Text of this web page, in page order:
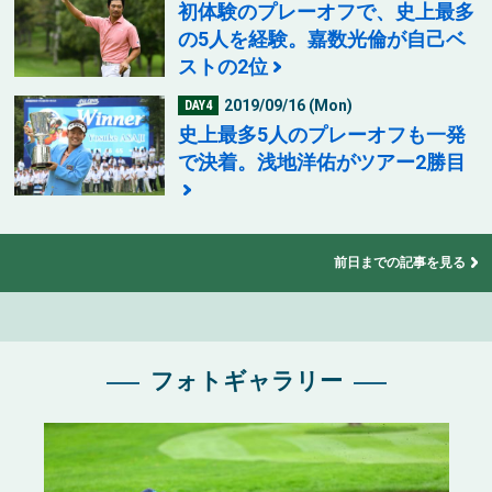
初体験のプレーオフで、史上最多
の5人を経験。嘉数光倫が自己ベ
ストの2位
DAY4 2019/09/16 (Mon)
史上最多5人のプレーオフも一発
で決着。浅地洋佑がツアー2勝目
前日までの記事を見る
フォトギャラリー